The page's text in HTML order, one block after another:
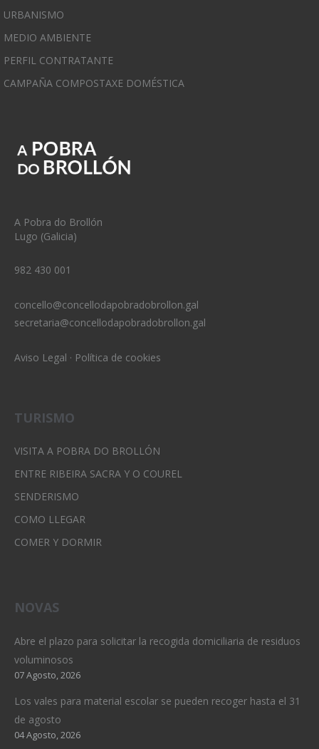
URBANISMO
MEDIO AMBIENTE
PERFIL CONTRATANTE
CAMPAÑA COMPOSTAXE DOMÉSTICA
A Pobra do Brollón
Lugo (Galicia)
982 430 001
concello@concellodapobradobrollon.gal
secretaria@concellodapobradobrollon.gal
Aviso Legal · Política de cookies
TURISMO
VISITA A POBRA DO BROLLÓN
ENTRE RIBEIRA SACRA Y O COUREL
SENDERISMO
COMO LLEGAR
COMER Y DORMIR
NOVAS
Abre el plazo para solicitar la recogida domiciliaria de residuos
voluminosos
07 Agosto, 2026
Los vales para material escolar se pueden recoger hasta el 31
de agosto
04 Agosto, 2026